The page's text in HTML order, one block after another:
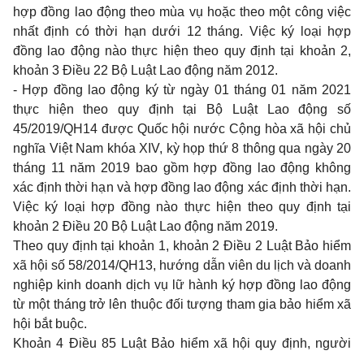
hợp đồng lao động theo mùa vụ hoặc theo một công việc
nhất định có thời hạn dưới 12 tháng. Việc ký loại hợp
đồng lao động nào thực hiện theo quy định tại khoản 2,
khoản 3 Điều 22 Bộ Luật Lao động năm 2012.
- Hợp đồng lao động ký từ ngày 01 tháng 01 năm 2021
thực hiện theo quy định tại Bộ Luật Lao động số
45/2019/QH14 được Quốc hội nước Cộng hòa xã hội chủ
nghĩa Việt Nam khóa XIV, kỳ họp thứ 8 thông qua ngày 20
tháng 11 năm 2019 bao gồm hợp đồng lao động không
xác định thời hạn và hợp đồng lao động xác định thời hạn.
Việc ký loại hợp đồng nào thực hiện theo quy định tại
khoản 2 Điều 20 Bộ Luật Lao động năm 2019.
Theo quy định tại khoản 1, khoản 2 Điều 2 Luật Bảo hiểm
xã hội số 58/2014/QH13, hướng dẫn viên du lịch và doanh
nghiệp kinh doanh dịch vụ lữ hành ký hợp đồng lao động
từ một tháng trở lên thuộc đối tượng tham gia bảo hiểm xã
hội bắt buộc.
Khoản 4 Điều 85 Luật Bảo hiểm xã hội quy định, người